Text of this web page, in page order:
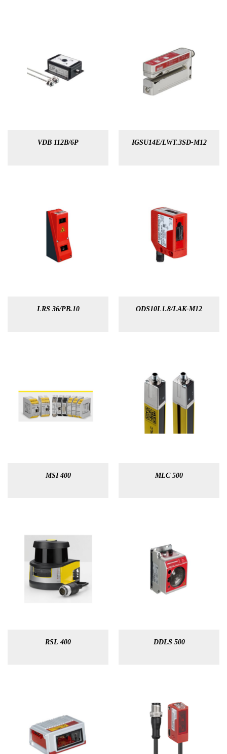
VDB 112B/6P IGSU14E/LWT.3SD-M12
LRS 36/PB.10 ODS10L1.8/LAK-M12
MSI 400 MLC 500
RSL 400 DDLS 500